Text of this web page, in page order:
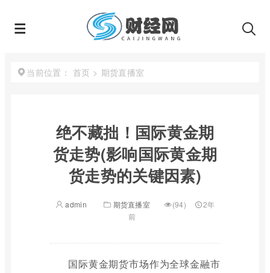
当前位置： 首页 > 期货直播室
绝不藏拙！国际黄金期
货走势(影响国际黄金期
货走势的关键因素)
admin 期货直播室 (94)
2年
前
国际黄金期货市场作为全球金融市